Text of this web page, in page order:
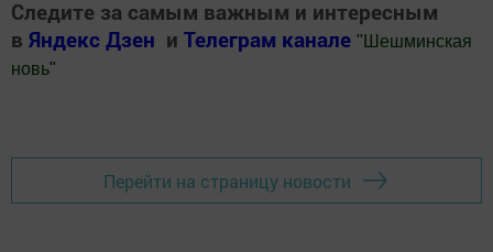
Следите за самым важным и интересным
в Яндекс Дзен и Телеграм канале " Шешминская
новь"
Перейти на страницу новости